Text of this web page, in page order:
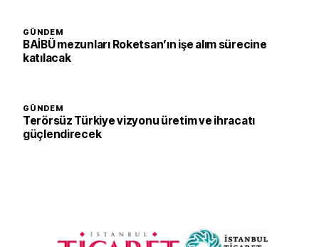
GÜNDEM
BAİBÜ mezunları Roketsan’ın işe alım sürecine
katılacak
GÜNDEM
Terörsüz Türkiye vizyonu üretim ve ihracatı
güçlendirecek